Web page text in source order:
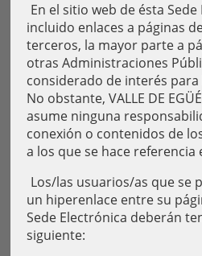
En el sitio web de ésta
incluido enlaces a páginas
terceros, la mayor parte a
otras Administraciones
considerado de interés
No obstante, VALLE DE
asume ninguna
conexión o contenidos de
a los que se hace referencia
Los/las usuarios/as que se
un hiperenlace entre su
Sede Electrónica deberán
siguiente: